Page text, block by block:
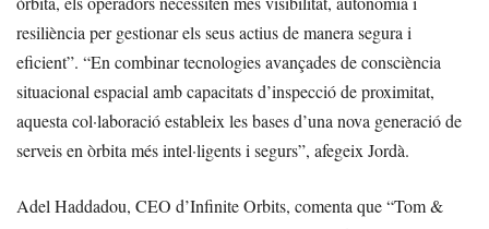
resiliència per gestionar els seus actius de manera segura i
eficient”. “En combinar tecnologies avançades de consciència
situacional espacial amb capacitats d’inspecció de proximitat,
aquesta col·laboració estableix les bases d’una nova generació de
serveis en òrbita més intel·ligents i segurs”, afegeix Jordà.
Adel Haddadou, CEO d’Infinite Orbits, comenta que “Tom &